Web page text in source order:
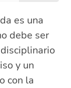
es una
debe ser
y un
con la